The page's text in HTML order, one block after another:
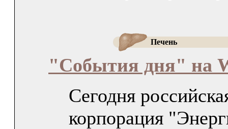
Печень
"События дня" на
Сегодня
корпорация